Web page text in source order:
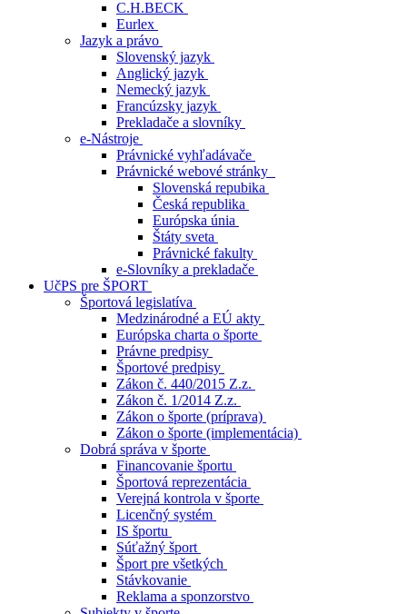
C.H.BECK
Eurlex
Jazyk a právo
Slovenský jazyk
Anglický jazyk
Nemecký jazyk
Francúzsky jazyk
Prekladače a slovníky
e-Nástroje
Právnické vyhľadávače
Právnické webové stránky
Slovenská repubika
Česká republika
Európska únia
Štáty sveta
Právnické fakulty
e-Slovníky a prekladače
UčPS pre ŠPORT
Športová legislatíva
Medzinárodné a EÚ akty
Európska charta o športe
Právne predpisy
Športové predpisy
Zákon č. 440/2015 Z.z.
Zákon č. 1/2014 Z.z.
Zákon o športe (príprava)
Zákon o športe (implementácia)
Dobrá správa v športe
Financovanie športu
Športová reprezentácia
Verejná kontrola v športe
Licenčný systém
IS športu
Súťažný šport
Šport pre všetkých
Stávkovanie
Reklama a sponzorstvo